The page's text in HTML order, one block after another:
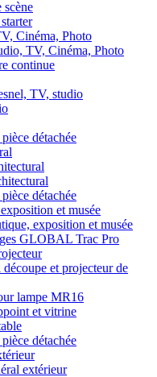
scène
Cinéma, Photo
TV, Cinéma, Photo
continue
TV, studio
détachée
détachée
et musée
exposition et musée
GLOBAL Trac Pro
et projecteur de
lampe MR16
et vitrine
détachée
extérieur